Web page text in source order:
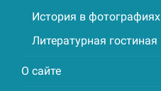
История в фотографиях
Литературная гостиная
О сайте